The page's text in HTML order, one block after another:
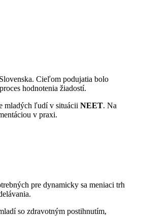
Cieľom podujatia bolo
hodnotenia žiadostí.
mladých ľudí v situácii NEET. Na
v praxi.
pre dynamicky sa meniaci trh
so zdravotným postihnutím,